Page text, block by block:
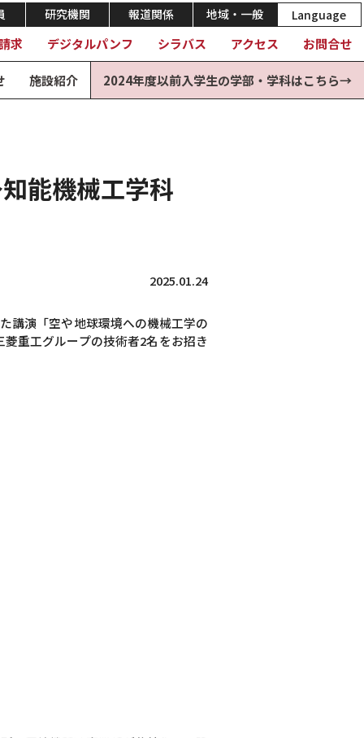
研究機関 報道関係 地域・一般 Language
求 デジタルパンフ シラバス アクセス お問合せ
施設紹介 2024年度以前入学生の学部・学科はこちら→
能機械工学科
2025.01.24
講演「空や地球環境への機械工学の
重工グループの技術者2名をお招き